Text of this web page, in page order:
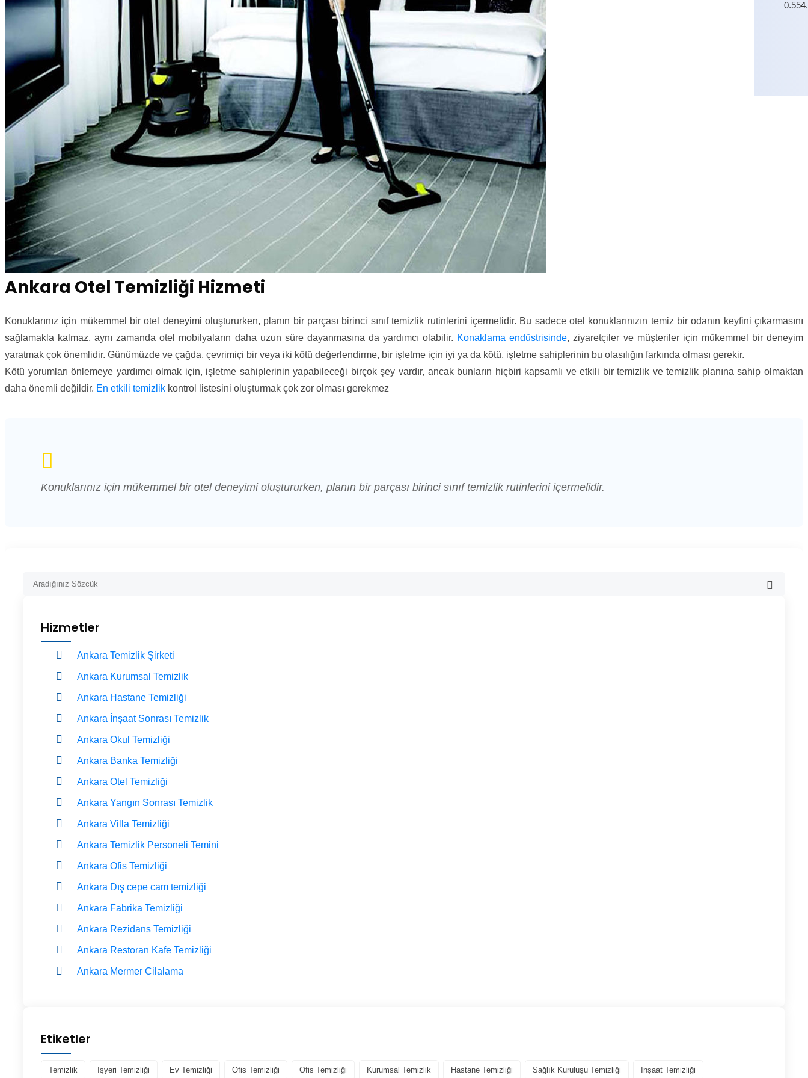
Ankara Otel Temizliği Hizmeti
Konuklarınız için mükemmel bir otel deneyimi oluştururken, planın bir parçası birinci sınıf temizlik rutinlerini içermelidir. Bu sadece otel konuklarınızın temiz bir odanın keyfini çıkarmasını
sağlamakla kalmaz, aynı zamanda otel mobilyaların daha uzun süre dayanmasına da yardımcı olabilir. Konaklama endüstrisinde, ziyaretçiler ve müşteriler için mükemmel bir deneyim
yaratmak çok önemlidir. Günümüzde ve çağda, çevrimiçi bir veya iki kötü değerlendirme, bir işletme için iyi ya da kötü, işletme sahiplerinin bu olasılığın farkında olması gerekir.
Kötü yorumları önlemeye yardımcı olmak için, işletme sahiplerinin yapabileceği birçok şey vardır, ancak bunların hiçbiri kapsamlı ve etkili bir temizlik ve temizlik planına sahip olmaktan
daha önemli değildir. En etkili temizlik kontrol listesini oluşturmak çok zor olması gerekmez
Konuklarınız için mükemmel bir otel deneyimi oluştururken, planın bir parçası birinci sınıf temizlik rutinlerini içermelidir.
Hizmetler
Ankara Temizlik Şirketi
Ankara Kurumsal Temizlik
Ankara Hastane Temizliği
Ankara İnşaat Sonrası Temizlik
Ankara Okul Temizliği
Ankara Banka Temizliği
Ankara Otel Temizliği
Ankara Yangın Sonrası Temizlik
Ankara Villa Temizliği
Ankara Temizlik Personeli Temini
Ankara Ofis Temizliği
Ankara Dış cepe cam temizliği
Ankara Fabrika Temizliği
Ankara Rezidans Temizliği
Ankara Restoran Kafe Temizliği
Ankara Mermer Cilalama
Etiketler
Temizlik Işyeri Temizliği Ev Temizliği Ofis Temizliği Ofis Temizliği Kurumsal Temizlik Hastane Temizliği Sağlık Kuruluşu Temizliği Inşaat Temizliği